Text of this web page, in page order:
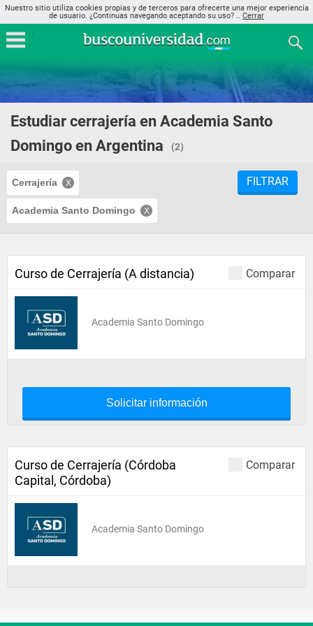
Nuestro sitio utiliza cookies propias y de terceros para ofrecerte una mejor experiencia
de usuario. ¿Continuas navegando aceptando su uso? .. Cerrar
Estudiar cerrajería en Academia Santo
Domingo en Argentina
(2)
Cerrajería
Academia Santo Domingo
FILTRAR
Comparar
Curso de Cerrajería (A distancia)
Academia Santo Domingo
Solicitar información
Comparar
Curso de Cerrajería (Córdoba
Capital, Córdoba)
Academia Santo Domingo